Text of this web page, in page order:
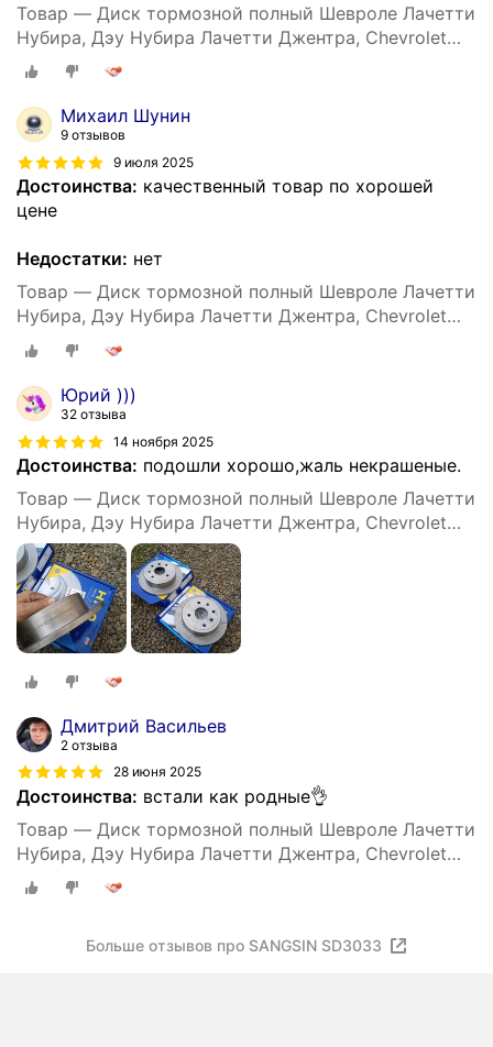
Товар — Диск тормозной полный Шевроле Лачетти
Нубира, Дэу Нубира Лачетти Джентра, Chevrolet
Lacetti Nubira, Daewoo Nubira Lacetti Gentra, Sangsin
Hi-Q SD3033, 96549630, DF7381
Михаил Шунин
9 отзывов
9 июля 2025
Достоинства: качественный товар по хорошей
цене
Недостатки: нет
Товар — Диск тормозной полный Шевроле Лачетти
Нубира, Дэу Нубира Лачетти Джентра, Chevrolet
Lacetti Nubira, Daewoo Nubira Lacetti Gentra, Sangsin
Hi-Q SD3033, 96549630, DF7381
Юрий )))
32 отзыва
14 ноября 2025
Достоинства: подошли хорошо,жаль некрашеные.
Товар — Диск тормозной полный Шевроле Лачетти
Нубира, Дэу Нубира Лачетти Джентра, Chevrolet
Lacetti Nubira, Daewoo Nubira Lacetti Gentra, Sangsin
Hi-Q SD3033, 96549630, DF7381
Дмитрий Васильев
2 отзыва
28 июня 2025
Достоинства: встали как родные👌
Товар — Диск тормозной полный Шевроле Лачетти
Нубира, Дэу Нубира Лачетти Джентра, Chevrolet
Lacetti Nubira, Daewoo Nubira Lacetti Gentra, Sangsin
Hi-Q SD3033, 96549630, DF7381
Больше отзывов про SANGSIN SD3033